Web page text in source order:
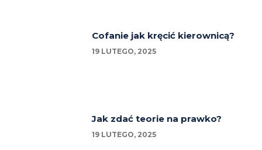
Cofanie jak kręcić kierownicą?
19 LUTEGO, 2025
Jak zdać teorie na prawko?
19 LUTEGO, 2025